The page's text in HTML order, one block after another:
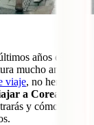
años es este,
mucho antes de
viaje, no hemos
a Corea del
y cómo es la